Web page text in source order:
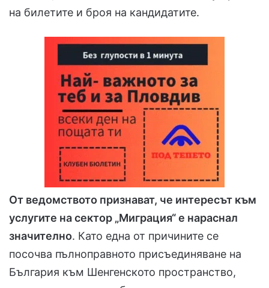
на билетите и броя на кандидатите.
От ведомството признават, че интересът към
услугите на сектор „Миграция“ е нараснал
значително. Като една от причините се
посочва пълноправното присъединяване на
България към Шенгенското пространство,